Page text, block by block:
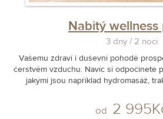
Nabitý
3 dny / 2 noci
Vašemu zdraví i duševní pohodě
čerstvém vzduchu. Navíc si odpočinete
jakými jsou například hydromasáž,
od 2